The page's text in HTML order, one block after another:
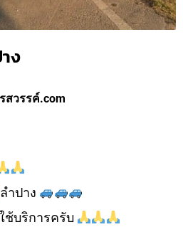
ง
สวรรค์.com
ลำปาง
บริการครับ